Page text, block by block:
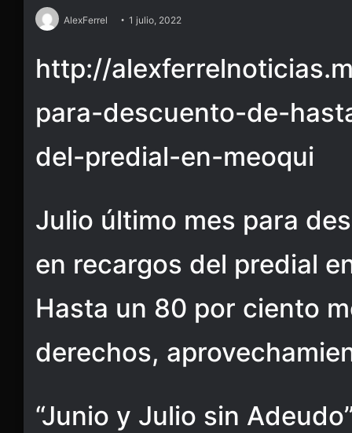
AlexFerrel 1 julio, 2022
http://
para-descuento-de-
del-predial-en-meoqui
Julio último mes para
en recargos del predial
Hasta un 80 por ciento
derechos,
“Junio y Julio sin